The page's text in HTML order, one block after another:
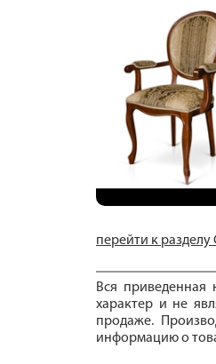
перейти к разделу
Вся
характер и не
продаже.
информацию о